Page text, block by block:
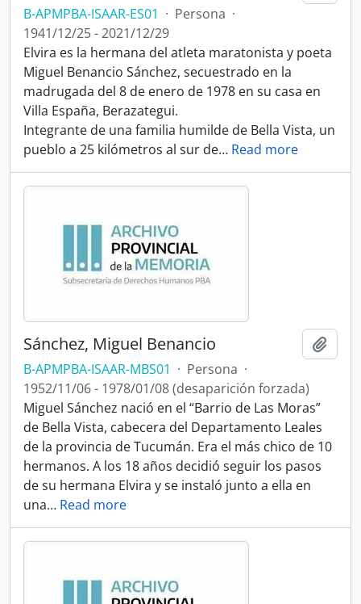
B-APMPBA-ISAAR-ES01 · Persona ·
1941/12/25 - 2021/12/29
Elvira es la hermana del atleta maratonista y poeta
Miguel Benancio Sánchez, secuestrado en la
madrugada del 8 de enero de 1978 en su casa en
Villa España, Berazategui.
Integrante de una familia humilde de Bella Vista, un
pueblo a 25 kilómetros al sur de… Read more
Sánchez, Miguel Benancio
B-APMPBA-ISAAR-MBS01 · Persona ·
1952/11/06 - 1978/01/08 (desaparición forzada)
Miguel Sánchez nació en el “Barrio de Las Moras”
de Bella Vista, cabecera del Departamento Leales
de la provincia de Tucumán. Era el más chico de 10
hermanos. A los 18 años decidió seguir los pasos
de su hermana Elvira y se instaló junto a ella en
una… Read more